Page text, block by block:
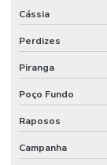
Cássia
Perdizes
Piranga
Poço Fundo
Raposos
Campanha